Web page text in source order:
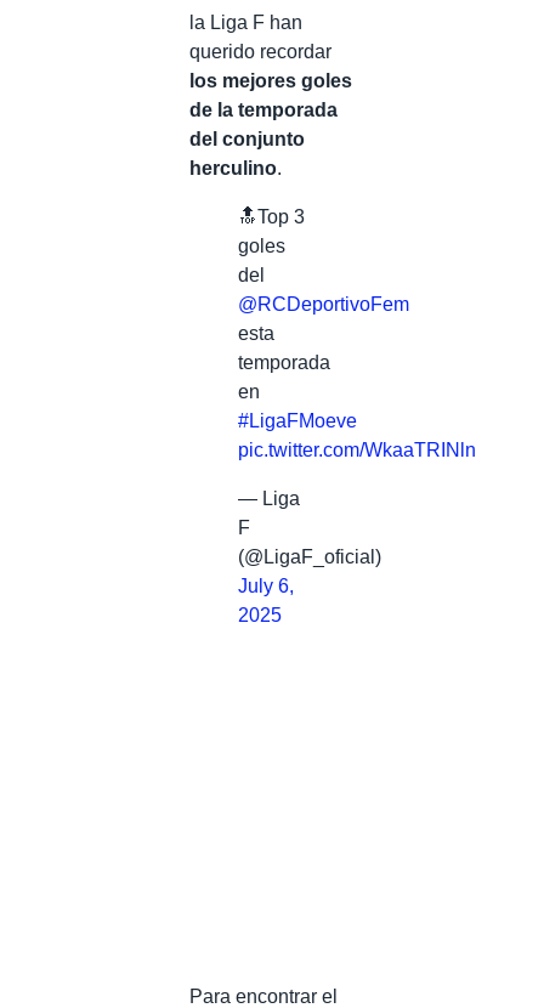
la Liga F han
querido recordar
los mejores goles
de la temporada
del conjunto
herculino.
🔝Top 3
goles
del
@RCDeportivoFem
esta
temporada
en
#LigaFMoeve
pic.twitter.com/WkaaTRINln
— Liga
F
(@LigaF_oficial)
July 6,
2025
Para encontrar el